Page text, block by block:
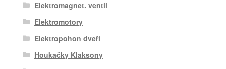
Elektromagnet. ventil
Elektromotory
Elektropohon dveří
Houkačky Klaksony